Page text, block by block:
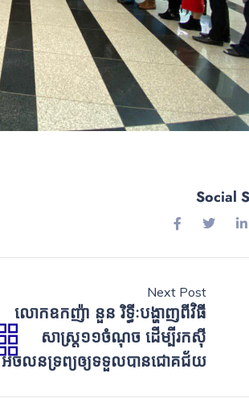
Social
Next Post
លោកឧកញ៉ា នួន រិទ្ធីៈបង្ហាញពីវិធី
សាស្ត្រ១១ចំណុច ដើម្បីរកស៊ី
អចលនទ្រព្យឲ្យទទួលបានជោគជ័យ